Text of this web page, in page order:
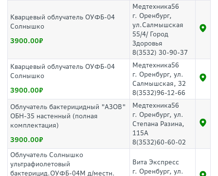
Кварцевый облучатель ОУФБ-04
Солнышко
3900.00
Медтехника56
г. Оренбург,
ул.Салмышская
55/4/ Город
Здоровья
8(3532) 30-90-37
Кварцевый облучатель ОУФБ-04
Солнышко
3900.00
Медтехника56
г. Оренбург, ул.
Салмышская, 32
8(3532)96-12-66
Облучатель бактерицидный "АЗОВ"
ОБН-35 настенный (полная
комплектация)
3900.00
Медтехника56
г. Оренбург, ул.
Степана Разина,
115А
8(3532)60-60-02
Облучатель Солнышко
ультрафиолетовый
бактерицид.ОУФБ-04М д/местн.
Вита Экспресс
г. Оренбург, ул.